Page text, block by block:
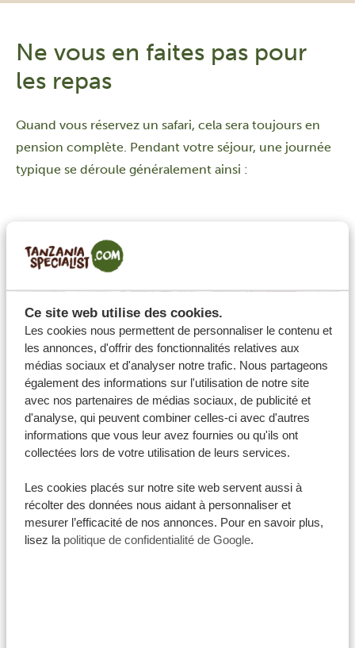
Ce site web utilise des cookies.
Les cookies nous permettent de personnaliser le contenu et
les annonces, d'offrir des fonctionnalités relatives aux
médias sociaux et d'analyser notre trafic. Nous partageons
également des informations sur l'utilisation de notre site
avec nos partenaires de médias sociaux, de publicité et
d'analyse, qui peuvent combiner celles-ci avec d'autres
informations que vous leur avez fournies ou qu'ils ont
collectées lors de votre utilisation de leurs services.
Les cookies placés sur notre site web servent aussi à
récolter des données nous aidant à personnaliser et
mesurer l’efficacité de nos annonces. Pour en savoir plus,
lisez la politique de confidentialité de Google.
Ne vous en faites pas pour
les repas
Quand vous réservez un safari, cela sera toujours en
pension complète. Pendant votre séjour, une journée
typique se déroule généralement ainsi :
Petit-déjeuner
Un petit-déjeuner sous forme de buffet avec café, thé,
jus de fruits et eau.